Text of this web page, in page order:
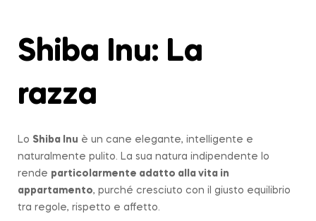
Shiba Inu: La
razza
Lo Shiba Inu è un cane elegante, intelligente e
naturalmente pulito. La sua natura indipendente lo
rende particolarmente adatto alla vita in
appartamento, purché cresciuto con il giusto equilibrio
tra regole, rispetto e affetto.